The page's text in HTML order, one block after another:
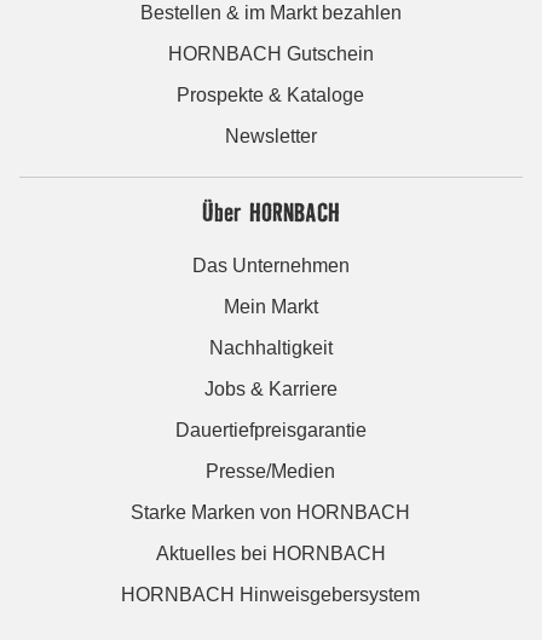
Bestellen & im Markt bezahlen
HORNBACH Gutschein
Prospekte & Kataloge
Newsletter
Über HORNBACH
Das Unternehmen
Mein Markt
Nachhaltigkeit
Jobs & Karriere
Dauertiefpreisgarantie
Presse/Medien
Starke Marken von HORNBACH
Aktuelles bei HORNBACH
HORNBACH Hinweisgebersystem